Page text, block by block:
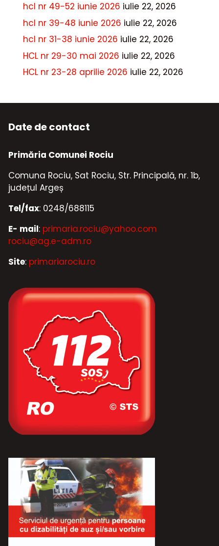
hcl nr 49-52 iunie 2026 iulie 22, 2026
hcl nr 39-48 iunie 2026 iulie 22, 2026
hcl nr 31-38 iunie 2026 iulie 22, 2026
HCL nr 29-30 mai 2026 iulie 22, 2026
HCL nr 23-28 aprilie 2026 iulie 22, 2026
Date de contact
Primăria Comunei Rociu
Comuna Rociu, Sat Rociu, Str. Principală, nr. 1b,
județul Argeș
Tel/fax: 0248/688115
E- mail: primaria.rociu@yahoo.com
rociu@ag.e-adm.ro
Site: primariarociu.ro